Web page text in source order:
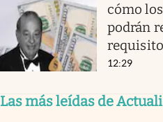
cómo
podrán
12:29
Las más leídas de